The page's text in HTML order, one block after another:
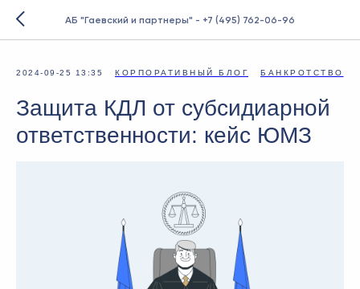
АБ "Гаевский и партнеры" - +7 (495) 762-06-96
2024-09-25 13:35 КОРПОРАТИВНЫЙ БЛОГ БАНКРОТСТВО
Защита КДЛ от субсидиарной
ответственности: кейс ЮМЗ